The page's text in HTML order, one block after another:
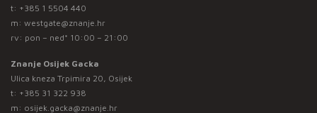
t: +385 1 5504 440
m: westgate@znanje.hr
rv: pon – ned* 10:00 – 21:00
Znanje Osijek Gacka
Ulica kneza Trpimira 20, Osijek
t: +385 31 322 938
m: osijek.gacka@znanje.hr